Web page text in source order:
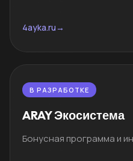
4ayka.ru→
В РАЗРАБОТКЕ
ARAY Экосистема
Бонусная программа и